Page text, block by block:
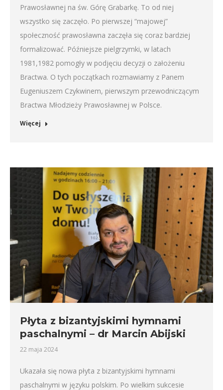
Prawosławnej na św. Górę Grabarkę. To od niej
wszystko się zaczęło. Po pierwszej “majowej”
społeczność prawosławna zaczęła się coraz bardziej
formalizować. Późniejsze pielgrzymki, w latach
1981,1982 pomogły w podjęciu decyzji o założeniu
Bractwa. O tych początkach rozmawiamy z Panem
Eugeniuszem Czykwinem, pierwszym przewodniczącym
Bractwa Młodzieży Prawosławnej w Polsce.
Więcej
Płyta z bizantyjskimi hymnami
paschalnymi – dr Marcin Abijski
22 maja 2024
Ukazała się nowa płyta z bizantyjskimi hymnami
paschalnymi w języku polskim. Po wielkim sukcesie